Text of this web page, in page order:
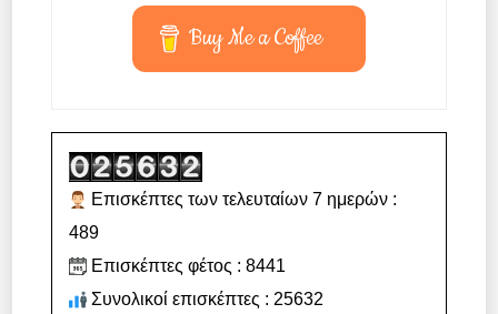
Buy Me a Coffee
Επισκέπτες των τελευταίων 7 ημερών :
489
Επισκέπτες φέτος : 8441
Συνολικοί επισκέπτες : 25632